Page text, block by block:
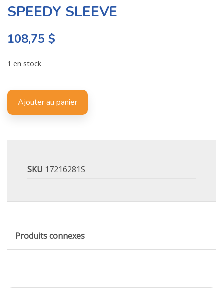
SPEEDY SLEEVE
108,75 $
1 en stock
Ajouter au panier
SKU 17216281S
Produits connexes